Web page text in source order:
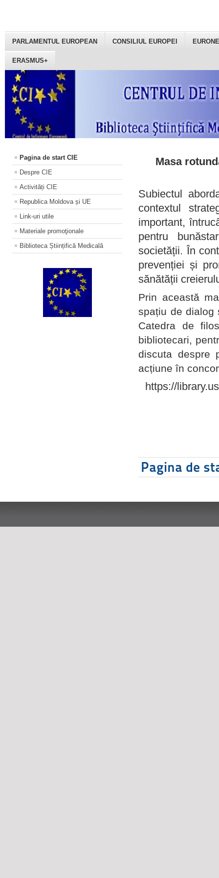
PARLAMENTUL EUROPEAN CONSILIUL EUROPEI
ERASMUS+
Pagina de start CIE
Despre CIE
Activități CIE
Republica Moldova și UE
Link-uri utile
Materiale promoţionale
Biblioteca Științifică Medicală
Masa
Subiectul
contextul
important,
pentru
societății. În
prevenției și
sănătății
Prin această
spațiu de dialog
Catedra de
bibliotecari,
discuta despre
acțiune în
https://
Pagina de